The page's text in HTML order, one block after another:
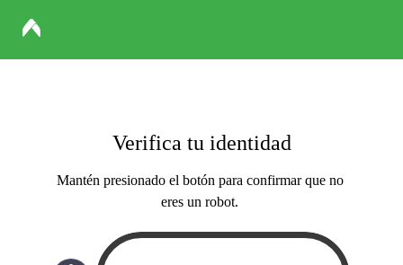
Verifica tu identidad
Mantén presionado el botón para confirmar que no
eres un robot.